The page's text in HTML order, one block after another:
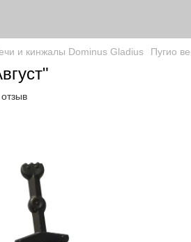
и кинжалы Dominus Gladius Пугио